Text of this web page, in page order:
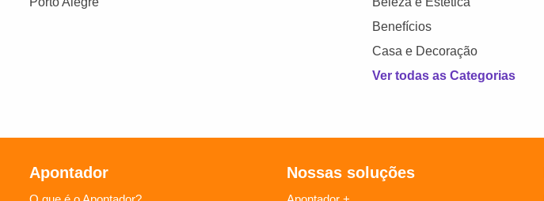
Benefícios
Casa e Decoração
Ver todas as Categorias
Apontador Nossas soluções